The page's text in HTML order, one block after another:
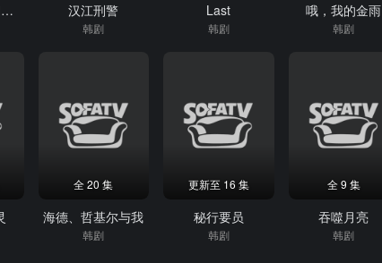
牵着手，看夕阳西下 汉江刑警
韩剧
Last
韩剧
哦，我的金雨
韩剧
全 20 集
海德、哲基尔与我
韩剧
更新至 16 集
秘行要员
韩剧
全 9 集
吞噬月亮
韩剧